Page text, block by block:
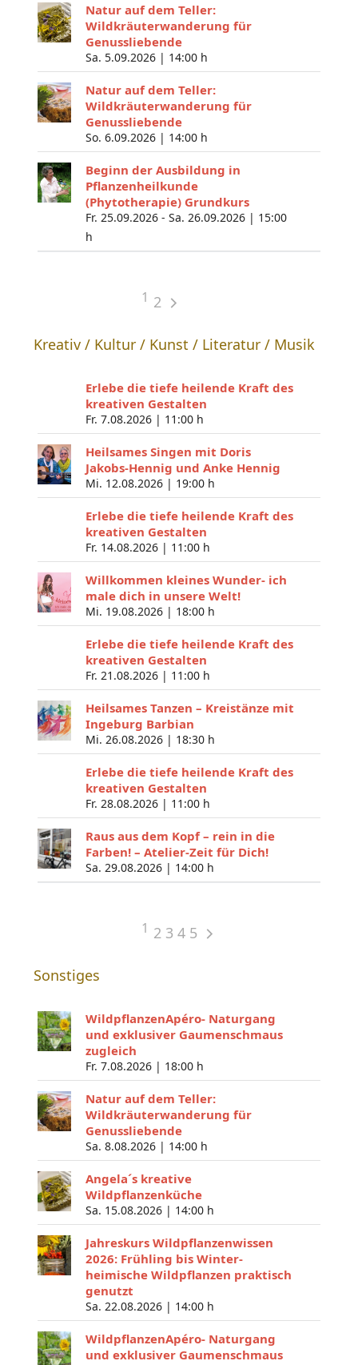
Natur auf dem Teller:
Wildkräuterwanderung für
Genussliebende
Sa. 5.09.2026 | 14:00 h
Natur auf dem Teller:
Wildkräuterwanderung für
Genussliebende
So. 6.09.2026 | 14:00 h
Beginn der Ausbildung in
Pflanzenheilkunde
(Phytotherapie) Grundkurs
Fr. 25.09.2026 - Sa. 26.09.2026 | 15:00
h
1 2
Kreativ / Kultur / Kunst / Literatur / Musik
Erlebe die tiefe heilende Kraft des
kreativen Gestalten
Fr. 7.08.2026 | 11:00 h
Heilsames Singen mit Doris
Jakobs-Hennig und Anke Hennig
Mi. 12.08.2026 | 19:00 h
Erlebe die tiefe heilende Kraft des
kreativen Gestalten
Fr. 14.08.2026 | 11:00 h
Willkommen kleines Wunder- ich
male dich in unsere Welt!
Mi. 19.08.2026 | 18:00 h
Erlebe die tiefe heilende Kraft des
kreativen Gestalten
Fr. 21.08.2026 | 11:00 h
Heilsames Tanzen – Kreistänze mit
Ingeburg Barbian
Mi. 26.08.2026 | 18:30 h
Erlebe die tiefe heilende Kraft des
kreativen Gestalten
Fr. 28.08.2026 | 11:00 h
Raus aus dem Kopf – rein in die
Farben! – Atelier-Zeit für Dich!
Sa. 29.08.2026 | 14:00 h
1 2 3 4 5
Sonstiges
WildpflanzenApéro- Naturgang
und exklusiver Gaumenschmaus
zugleich
Fr. 7.08.2026 | 18:00 h
Natur auf dem Teller:
Wildkräuterwanderung für
Genussliebende
Sa. 8.08.2026 | 14:00 h
Angela´s kreative
Wildpflanzenküche
Sa. 15.08.2026 | 14:00 h
Jahreskurs Wildpflanzenwissen
2026: Frühling bis Winter-
heimische Wildpflanzen praktisch
genutzt
Sa. 22.08.2026 | 14:00 h
WildpflanzenApéro- Naturgang
und exklusiver Gaumenschmaus